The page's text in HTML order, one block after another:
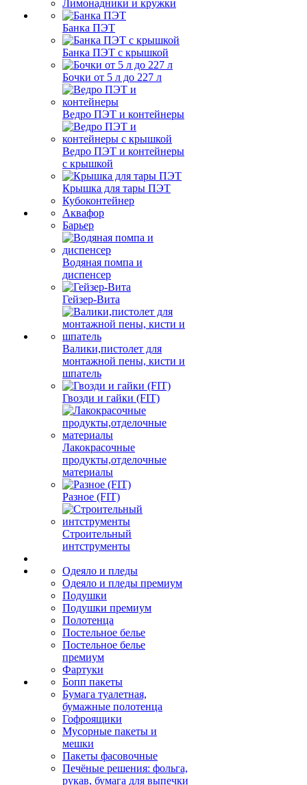
Лимонадники и кружки
Банка ПЭТ
Банка ПЭТ с крышкой
Бочки от 5 л до 227 л
Ведро ПЭТ и контейнеры
Ведро ПЭТ и контейнеры
с крышкой
Крышка для тары ПЭТ
Кубоконтейнер
Аквафор
Барьер
Водяная помпа и
диспенсер
Гейзер-Вита
Валики,пистолет для
монтажной пены, кисти и
шпатель
Гвозди и гайки (FIT)
Лакокрасочные
продукты,отделочные
материалы
Разное (FIT)
Строительный
интструменты
Одеяло и пледы
Одеяло и пледы премиум
Подушки
Подушки премиум
Полотенца
Постельное белье
Постельное белье
премиум
Фартуки
Бопп пакеты
Бумага туалетная,
бумажные полотенца
Гофроящики
Мусорные пакеты и
мешки
Пакеты фасовочные
Печёные решения: фольга,
рукав, бумага для выпечки